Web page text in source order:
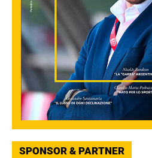
SPONSOR & PARTNER